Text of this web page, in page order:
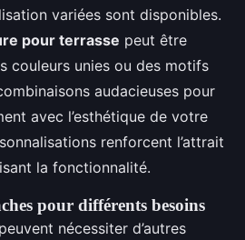
variées sont disponibles.
pour terrasse peut être
couleurs unies ou des motifs
audacieuses pour
avec l’esthétique de votre
renforcent l’attrait
la fonctionnalité.
pour différents besoins
nécessiter d’autres